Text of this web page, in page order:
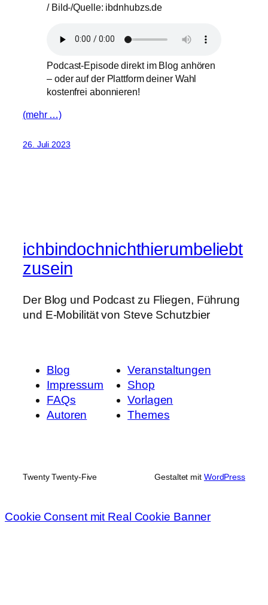
/ Bild-/Quelle: ibdnhubzs.de
Podcast-Episode direkt im Blog anhören
– oder auf der Plattform deiner Wahl
kostenfrei abonnieren!
(mehr …)
26. Juli 2023
ichbindochnichthierumbeliebt
zusein
Der Blog und Podcast zu Fliegen, Führung
und E-Mobilität von Steve Schutzbier
Blog
Impressum
FAQs
Autoren
Veranstaltungen
Shop
Vorlagen
Themes
Twenty Twenty-Five Gestaltet mit WordPress
Cookie Consent mit Real Cookie Banner